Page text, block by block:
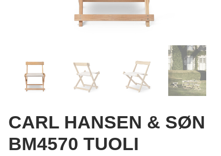
CARL HANSEN & SØN
BM4570 TUOLI